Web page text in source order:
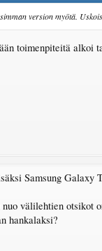
version myötä.
toimenpiteitä alkoi
Samsung Galaxy
välilehtien otsikot
hankalaksi?